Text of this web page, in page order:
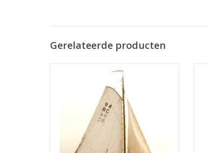
Gerelateerde producten
1 : 28 (10.06.001)
TOEVOEGEN AAN WINKELWAGEN